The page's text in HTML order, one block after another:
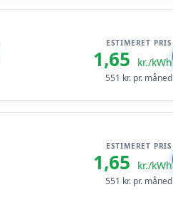
ESTIMERET PRIS
1,65 kr./kWh
551 kr. pr. måned
ESTIMERET PRIS
1,65 kr./kWh
551 kr. pr. måned